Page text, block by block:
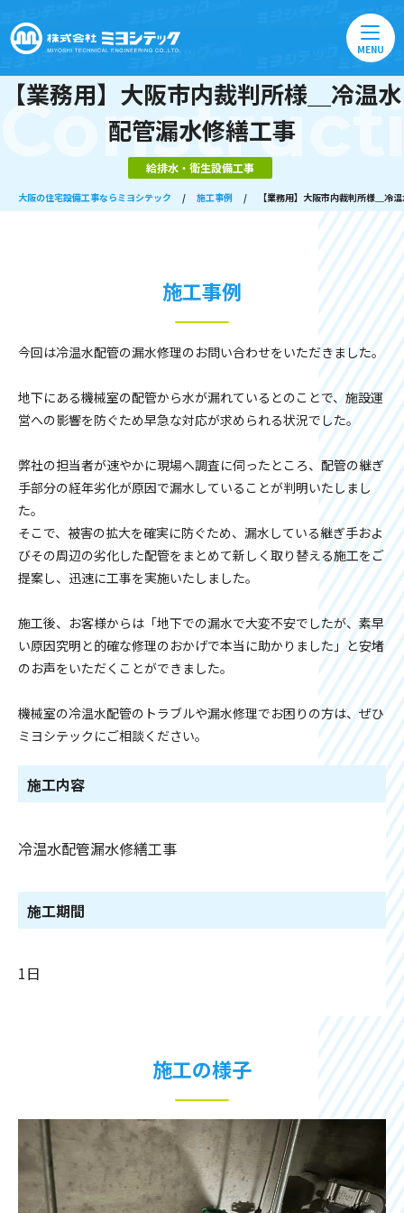
MENU
【業務用】大阪市内裁判所様＿冷温水
配管漏水修繕工事
給排水・衛生設備工事
大阪の住宅設備工事ならミヨシテック / 施工事例 / 【業務用】大阪市内裁判所様＿冷
施工事例
今回は冷温水配管の漏水修理のお問い合わせをいただきました。
地下にある機械室の配管から水が漏れているとのことで、施設運
営への影響を防ぐため早急な対応が求められる状況でした。
弊社の担当者が速やかに現場へ調査に伺ったところ、配管の継ぎ
手部分の経年劣化が原因で漏水していることが判明いたしまし
た。
そこで、被害の拡大を確実に防ぐため、漏水している継ぎ手およ
びその周辺の劣化した配管をまとめて新しく取り替える施工をご
提案し、迅速に工事を実施いたしました。
施工後、お客様からは「地下での漏水で大変不安でしたが、素早
い原因究明と的確な修理のおかげで本当に助かりました」と安堵
のお声をいただくことができました。
機械室の冷温水配管のトラブルや漏水修理でお困りの方は、ぜひ
ミヨシテックにご相談ください。
施工内容
冷温水配管漏水修繕工事
施工期間
1日
施工の様子